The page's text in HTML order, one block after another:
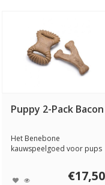
Puppy 2-Pack Bacon
Het Benebone
kauwspeelgoed voor pups
€17,50